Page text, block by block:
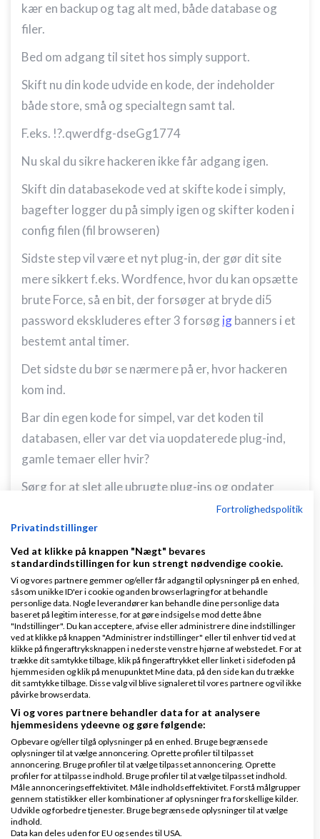
kær en backup og tag alt med, både database og
filer.
Bed om adgang til sitet hos simply support.
Skift nu din kode udvide en kode, der indeholder
både store, små og specialtegn samt tal.
F.eks. !?.qwerdfg-dseGg1774
Nu skal du sikre hackeren ikke får adgang igen.
Skift din databasekode ved at skifte kode i simply,
bagefter logger du på simply igen og skifter koden i
config filen (fil browseren)
Sidste step vil være et nyt plug-in, der gør dit site
mere sikkert f.eks. Wordfence, hvor du kan opsætte
brute Force, så en bit, der forsøger at bryde di5
password ekskluderes efter 3 forsøg igbanners i et
bestemt antal timer.
Det sidste du bør se nærmere på er, hvor hackeren
kom ind.
Bar din egen kode for simpel, var det koden til
databasen, eller var det via uopdaterede plug-ind,
gamle temaer eller hvir?
Sørg for at slet alle ubrugte plug-ins og opdater
Opnå vækst med Connect Media
TobiasSkrevet10-10-2021kl. 00:49
Har du prøvet at skrive til Simply? De plejer at have
back-ups liggende, så de kan muligvis være
behjælpelige med at få siden op at køre igen.
Fortrolighedspolitik
Privatindstillinger
Ved at klikke på knappen "Nægt" bevares
standardindstillingen for kun strengt nødvendige cookie.
Vi og vores partnere gemmer og/eller får adgang til oplysninger på en enhed,
såsom unikke ID'er i cookie og anden browserlagring for at behandle
personlige data. Nogle leverandører kan behandle dine personlige data
baseret på legitim interesse, for at gøre indsigelse mod dette åbne
"Indstillinger". Du kan acceptere, afvise eller administrere dine indstillinger
ved at klikke på knappen "Administrer indstillinger" eller til enhver tid ved at
klikke på fingeraftryksknappen i nederste venstre hjørne af webstedet. For at
trække dit samtykke tilbage, klik på fingeraftrykket eller linket i sidefoden på
hjemmesiden og klik på menupunktet Mine data, på den side kan du trække
dit samtykke tilbage. Disse valg vil blive signaleret til vores partnere og vil ikke
påvirke browserdata.
Vi og vores partnere behandler data for at analysere
hjemmesidens ydeevne og gøre følgende:
Opbevare og/eller tilgå oplysninger på en enhed. Bruge begrænsede
oplysninger til at vælge annoncering. Oprette profiler til tilpasset
annoncering. Bruge profiler til at vælge tilpasset annoncering. Oprette
profiler for at tilpasse indhold. Bruge profiler til at vælge tilpasset indhold.
Måle annonceringseffektivitet. Måle indholdseffektivitet. Forstå målgrupper
gennem statistikker eller kombinationer af oplysninger fra forskellige kilder.
Udvikle og forbedre tjenester. Bruge begrænsede oplysninger til at vælge
indhold.
Data kan deles uden for EU og sendes til USA.